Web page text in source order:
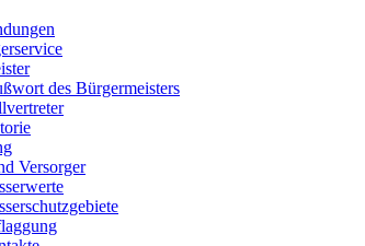
des Bürgermeisters
Versorger